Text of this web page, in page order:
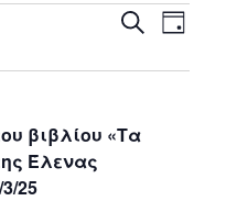
Events
Views
SearchEvent
Views
Day
βιβλίου «Τα
Έλενας
25